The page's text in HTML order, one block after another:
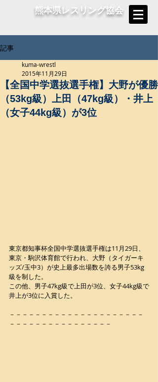
熊本県レスリング協会
記事
【全国中学選抜選手権】大野が優勝
（53kg級）上田（47kg級）・井上
（女子44kg級）が3位
kuma-wrestl
2015年11月29日
東京都知事杯全国中学選抜選手権は11月29日、
東京・駒沢体育館で行われ、大野（タイガーキ
ッズ/玉中3）が史上最多出場数を誇る男子53kg
級を制した。
この他、男子47kg級で上田が3位、女子44kg級で
井上が3位に入賞した。
－－－－－－－－－－－－－－－－－－－－－
－－－－－－－－－－－－－－－－